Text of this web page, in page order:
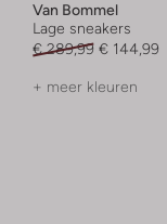
Van Bommel
Lage sneakers
€ 289,99 € 144,99
+ meer kleuren